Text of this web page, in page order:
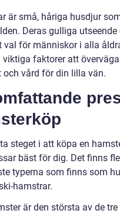
är små, håriga husdjur
Deras gulliga
val för människor i alla
viktiga faktorer att
och vård för din lilla vän.
steget i att köpa en
bäst för dig. Det finns
typerna som finns som
hamstrar.
är den största av de